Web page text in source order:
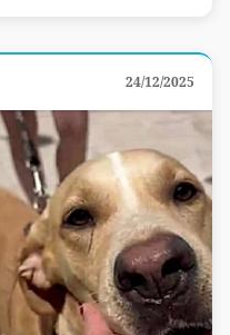
24/12/2025